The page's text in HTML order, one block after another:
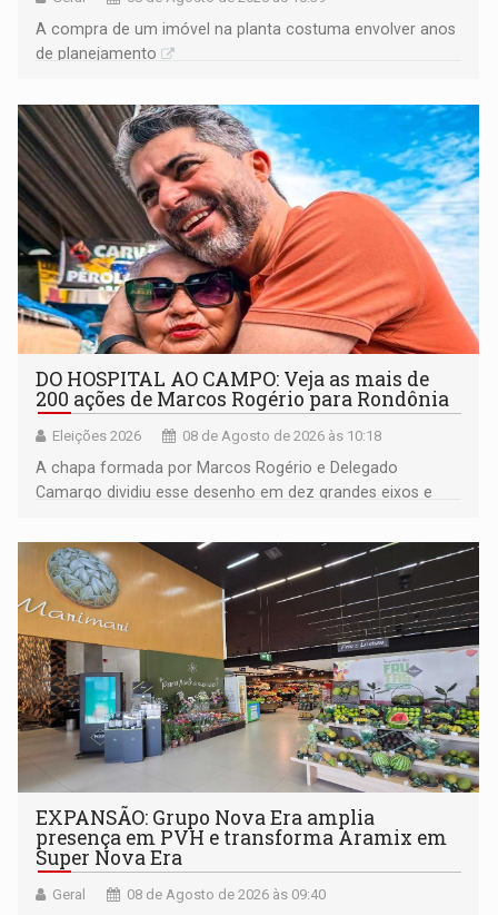
A compra de um imóvel na planta costuma envolver anos
de planejamento
DO HOSPITAL AO CAMPO: Veja as mais de
200 ações de Marcos Rogério para Rondônia
Eleições 2026 08 de Agosto de 2026 às 10:18
A chapa formada por Marcos Rogério e Delegado
Camargo dividiu esse desenho em dez grandes eixos e
EXPANSÃO: Grupo Nova Era amplia
presença em PVH e transforma Aramix em
Super Nova Era
Geral 08 de Agosto de 2026 às 09:40